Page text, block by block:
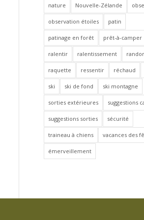
nature Nouvelle-Zélande
observation étoiles patin
patinage en forêt prêt-à-camper
ralentir ralentissement
raquette ressentir réchaud
ski ski de fond ski montagne
sorties extérieures suggestions
suggestions sorties sécurité
traineau à chiens vacances des
émerveillement